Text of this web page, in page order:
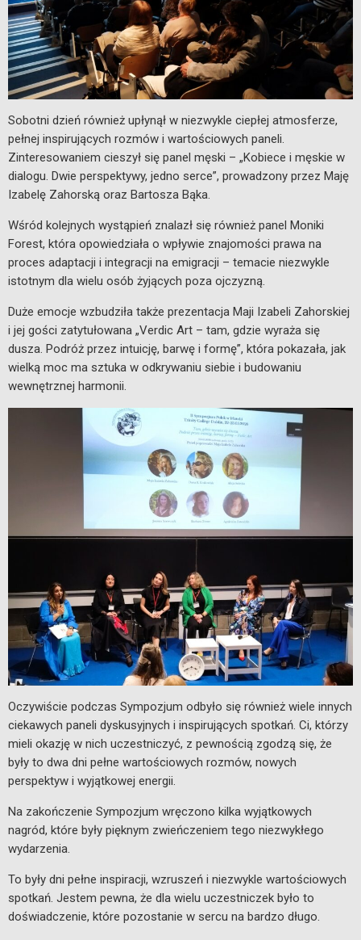
Sobotni dzień również upłynął w niezwykle ciepłej atmosferze,
pełnej inspirujących rozmów i wartościowych paneli.
Zinteresowaniem cieszył się panel męski – „Kobiece i męskie w
dialogu. Dwie perspektywy, jedno serce”, prowadzony przez Maję
Izabelę Zahorską oraz Bartosza Bąka.
Wśród kolejnych wystąpień znalazł się również panel Moniki
Forest, która opowiedziała o wpływie znajomości prawa na
proces adaptacji i integracji na emigracji – temacie niezwykle
istotnym dla wielu osób żyjących poza ojczyzną.
Duże emocje wzbudziła także prezentacja Maji Izabeli Zahorskiej
i jej gości zatytułowana „Verdic Art – tam, gdzie wyraża się
dusza. Podróż przez intuicję, barwę i formę”, która pokazała, jak
wielką moc ma sztuka w odkrywaniu siebie i budowaniu
wewnętrznej harmonii.
Oczywiście podczas Sympozjum odbyło się również wiele innych
ciekawych paneli dyskusyjnych i inspirujących spotkań. Ci, którzy
mieli okazję w nich uczestniczyć, z pewnością zgodzą się, że
były to dwa dni pełne wartościowych rozmów, nowych
perspektyw i wyjątkowej energii.
Na zakończenie Sympozjum wręczono kilka wyjątkowych
nagród, które były pięknym zwieńczeniem tego niezwykłego
wydarzenia.
To były dni pełne inspiracji, wzruszeń i niezwykle wartościowych
spotkań. Jestem pewna, że dla wielu uczestniczek było to
doświadczenie, które pozostanie w sercu na bardzo długo.